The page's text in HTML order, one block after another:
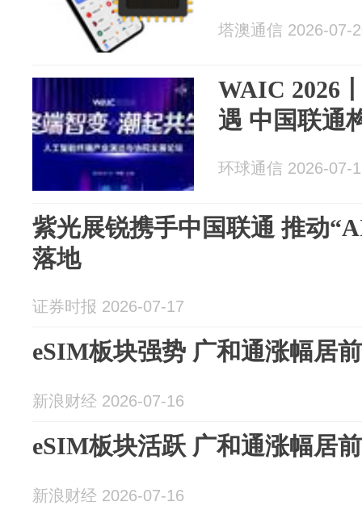
塔澳通信 2026-07-
WAIC 2026
遇 中国联通
环球通信 2026-07-
紫光展锐携手中国联通 推动
落地
证券时报 2026-07-17
eSIM板块强势 广和通涨幅居前
新浪财经 2026-07-16
eSIM板块活跃 广和通涨幅居前
新浪财经 2026-07-16